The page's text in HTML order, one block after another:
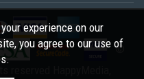
©
experience on our
you agree to our use of